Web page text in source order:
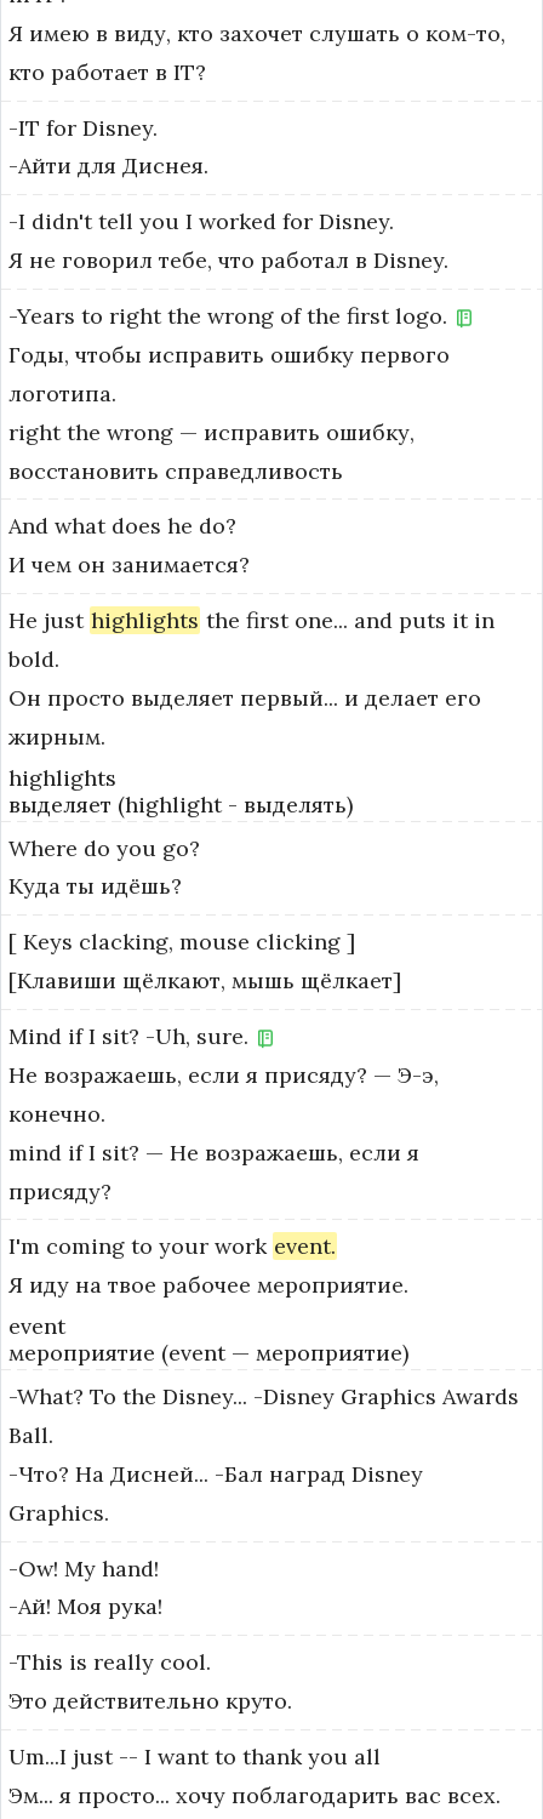
Я имею в виду, кто захочет слушать о ком-то,
кто работает в IT?
-IT for Disney.
-Айти для Диснея.
-I didn't tell you I worked for Disney.
Я не говорил тебе, что работал в Disney.
-Years to right the wrong of the first logo.
Годы, чтобы исправить ошибку первого
логотипа.
right the wrong — исправить ошибку,
восстановить справедливость
And what does he do?
И чем он занимается?
He just highlights the first one... and puts it in
bold.
Он просто выделяет первый... и делает его
жирным.
highlights
выделяет (highlight - выделять)
Where do you go?
Куда ты идёшь?
[ Keys clacking, mouse clicking ]
[Клавиши щёлкают, мышь щёлкает]
Mind if I sit? -Uh, sure.
Не возражаешь, если я присяду? — Э-э,
конечно.
mind if I sit? — Не возражаешь, если я
присяду?
I'm coming to your work event.
Я иду на твое рабочее мероприятие.
event
мероприятие (event — мероприятие)
-What? To the Disney... -Disney Graphics Awards
Ball.
-Что? На Дисней... -Бал наград Disney
Graphics.
-Ow! My hand!
-Ай! Моя рука!
-This is really cool.
Это действительно круто.
Um...I just -- I want to thank you all
Эм... я просто... хочу поблагодарить вас всех.